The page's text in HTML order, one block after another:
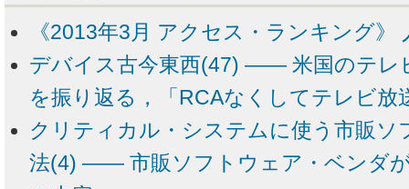
《2013年3月 アクセス・ランキング》
デバイス古今東西(47) ―― 米国のテレ
を振り返る，「RCAなくしてテレビ放
クリティカル・システムに使う市販ソ
法(4) ―― 市販ソフトウェア・ベンダ